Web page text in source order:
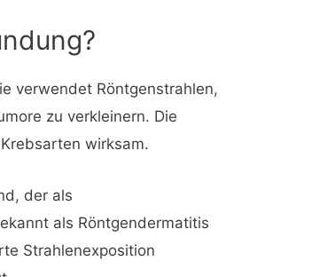
verwendet Röntgenstrahlen,
zu verkleinern. Die
wirksam.
der als
als Röntgendermatitis
Strahlenexposition